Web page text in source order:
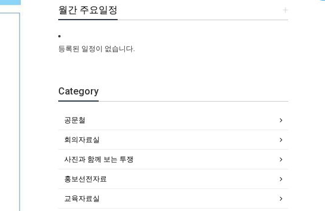
+
월간 주요일정
등록된 일정이 없습니다.
Category
공문철
회의자료실
사진과 함께 보는 투쟁
홍보선전자료
교육자료실